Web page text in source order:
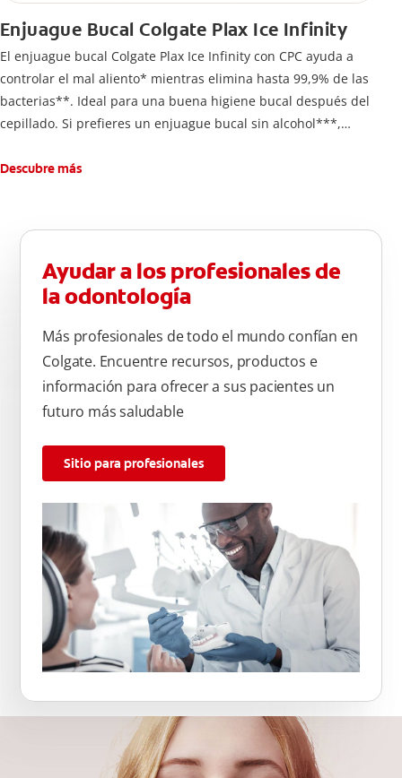
Enjuague Bucal Colgate Plax Ice Infinity
El enjuague bucal Colgate Plax Ice Infinity con CPC ayuda a
controlar el mal aliento* mientras elimina hasta 99,9% de las
bacterias**. Ideal para una buena higiene bucal después del
cepillado. Si prefieres un enjuague bucal sin alcohol***,
Descubre más
Ayudar a los profesionales de
la odontología
Más profesionales de todo el mundo confían en
Colgate. Encuentre recursos, productos e
información para ofrecer a sus pacientes un
futuro más saludable
Sitio para profesionales